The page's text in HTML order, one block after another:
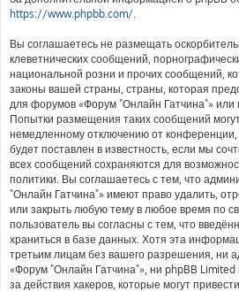
https://www.phpbb.com/.
Вы соглашаетесь не размещать
клеветнических сообщений,
национальной розни и прочих сообщений,
законы вашей страны, страны, которая
для форумов «Форум "Онлайн Гатчина"»
Попытки размещения таких сообщений
немедленному отключению от
будет поставлен в известность, если мы
всех сообщений сохраняются для
политики. Вы соглашаетесь с тем, что
"Онлайн Гатчина"» имеют право удалить,
или закрыть любую тему в любое время по
пользователь вы согласны с тем, что
храниться в базе данных. Хотя эта
третьим лицам без вашего разрешения, ни
«Форум "Онлайн Гатчина"», ни phpBB
за действия хакеров, которые могут